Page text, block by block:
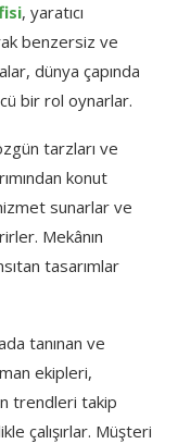
, yaratıcı
benzersiz ve
dünya çapında
bir rol oynarlar.
tarzları ve
konut
sunarlar ve
Mekânın
tasarımlar
tanınan ve
ekipleri,
trendleri takip
çalışırlar. Müşteri